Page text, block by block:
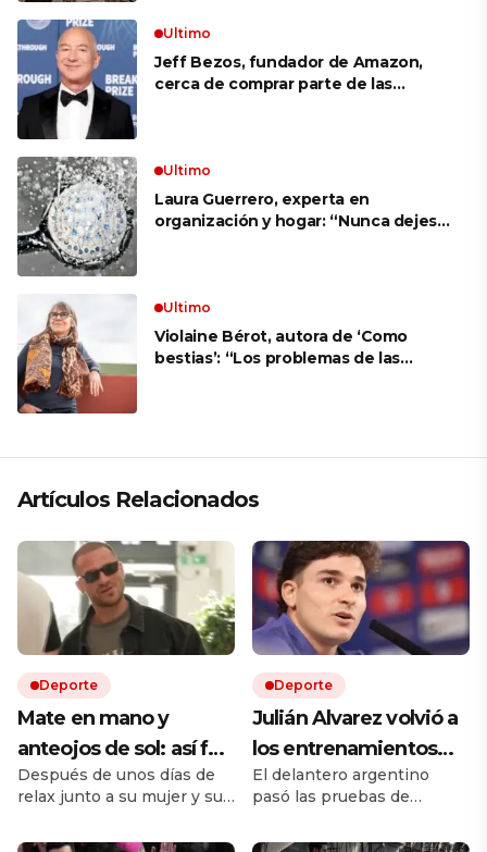
Ultimo
Jeff Bezos, fundador de Amazon,
cerca de comprar parte de las
Ultimo
Laura Guerrero, experta en
organización y hogar: “Nunca dejes
Ultimo
Violaine Bérot, autora de ‘Como
bestias’: “Los problemas de las
Artículos Relacionados
Deporte
Mate en mano y
anteojos de sol: así fue
el regreso de Alexis
Mac Allister a
Liverpool tras el
Después de unos días de
relax junto a su mujer y su
club, que comienza una
Deporte
Julián Alvarez volvió a
los entrenamientos
del Atlético de Madrid
en medio de la tensión
por su futuro: ¿se
El delantero argentino
pasó las pruebas de
Baena y Marcos Llorente